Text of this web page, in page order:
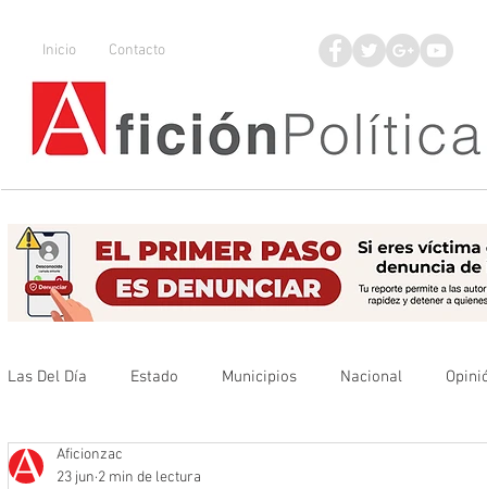
Inicio Contacto
Las Del Día Estado Municipios Nacional
Que no se olvide
Aficionzac
23 jun 2 min de lectura